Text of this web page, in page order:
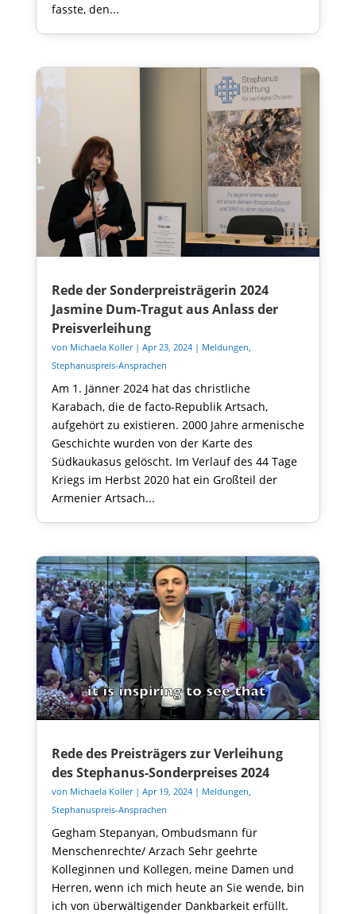
fasste, den...
Rede der Sonderpreisträgerin 2024
Jasmine Dum-Tragut aus Anlass der
Preisverleihung
von Michaela Koller| Apr 23, 2024| Meldungen,
Stephanuspreis-Ansprachen
Am 1. Jänner 2024 hat das christliche
Karabach, die de facto-Republik Artsach,
aufgehört zu existieren. 2000 Jahre armenische
Geschichte wurden von der Karte des
Südkaukasus gelöscht. Im Verlauf des 44 Tage
Kriegs im Herbst 2020 hat ein Großteil der
Armenier Artsach...
Rede des Preisträgers zur Verleihung
des Stephanus-Sonderpreises 2024
von Michaela Koller| Apr 19, 2024| Meldungen
Stephanuspreis-Ansprachen
Gegham Stepanyan, Ombudsmann für
Menschenrechte/ Arzach Sehr geehrte
Kolleginnen und Kollegen, meine Damen und
Herren, wenn ich mich heute an Sie wende, bin
ich von überwältigender Dankbarkeit erfüllt.